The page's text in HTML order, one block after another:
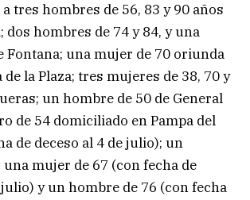
tres hombres de 56, 83 y 90 años
dos hombres de 74 y 84, y una
Fontana; una mujer de 70 oriunda
de la Plaza; tres mujeres de 38, 70 y
un hombre de 50 de General
de 54 domiciliado en Pampa del
de deceso al 4 de julio); un
mujer de 67 (con fecha de
julio) y un hombre de 76 (con fecha